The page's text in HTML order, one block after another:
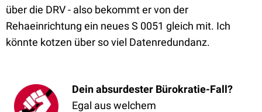
über die DRV - also bekommt er von der
Rehaeinrichtung ein neues S 0051 gleich mit. Ich
könnte kotzen über so viel Datenredundanz.
Dein absurdester Bürokratie-Fall?
Egal aus welchem